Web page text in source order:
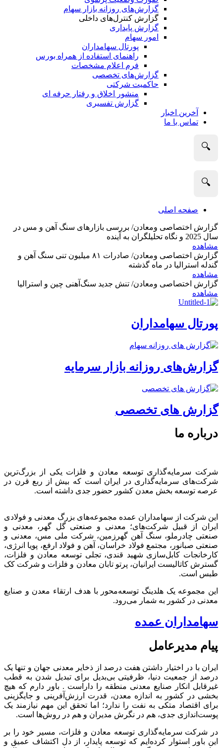
گزارش‌های روزانه بازار سهام
گزارش کنترل‌های داخلی
گزارش پایداری
امور سهام
پورتال سهامداران
راهنمای استفاده از همراه بورس
فرم اعلام مشخصات
گزارش‌های تخصصی
حاکمیت شرکتی
منشور اخلاق و رفتار حرفه­ ای
گزارش تفسیری
آخرین اخبار
تماس با ما
🔍
🔍
صفحه اصلی
گزارش اختصاصی ومعادن/ بررسی بازارهای سنگ آهن و مس در
سال 2025 و نگاه تحلیلگران به آینده
مشاهده
گزارش اختصاصی ومعادن/ صادرات ۸۱ میلیون تنی سنگ آهن و
گندله استرالیا در ماه گذشته
مشاهده
گزارش اختصاصی ومعادن/ تنش جدید سنگ‌آهنی چین و استرالیا
مشاهده
پورتال سهامداران
گزارش‌های روزانه بازار سرمایه
گزارش های تخصصی
درباره ما
شرکت سرمایه‌گذاری توسعه معادن و فلزات یکی از بزرگ‌ترین
شرکت‌های سرمایه‌گذاری در ایران است که بیش از ربع قرن در
عرصه توسعه بخش معدن کشور حضور جدی داشته است.
این شرکت از سهامداران عمده مجموعه‌های بزرگ معدنی و فولادی
ایران از قبیل شرکت‌های؛ معدنی و صنعتی گل گهر، معدنی و
صنعتی چادرملو، سنگ آهن گهرزمین، شرکت ملی مس، معدنی و
صنعتی صبانور، مجتمع فولاد خراسان، آهن و فولاد ارفع، پویا انرژی،
کارخانجات کابل‌سازی شهید قندی، تجلی توسعه معادن و فلزات،
گسترش کاتالیست ایرانیان، پرتو تابان معادن و فلزات و شرکت کک
طبس است.
این مجموعه یک هلدینگ توسعه‌محور با هدف ارتقاء معدن و صنایع
معدنی در کشور به شمار می‌رود.
سهامداران عمده
پیام مدیرعامل
ایران با در اختیار داشتن هفت درصد از ذخایر معدنی جهان و تنها یک
درصد از جمعیت دنیا، ظرفیتی بی‌بدیل برای تبدیل شدن به قطب
غیرقابل انکار صنایع معدنی منطقه را داراست . باور دارم که هیچ
بخشی در کشور به اندازه معدن، قدرت ارزش‌آفرینی و جایگزینی
برای اقتصاد متکی به نفت را ندارد؛ اما تحقق این مهم نیازمند یک
پوست‌اندازی جدی، هم در نگرش مدیران و هم در روش‌ها است.
در شرکت سرمایه‌گذاری توسعه معادن و فلزات، مسیر خود را بر
این باور استوار کرده‌ایم که توسعه پایدار، از دل اکتشاف عمیق و